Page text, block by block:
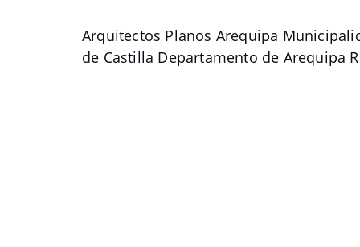
Arquitectos Planos Arequipa
de Castilla Departamento de Arequipa